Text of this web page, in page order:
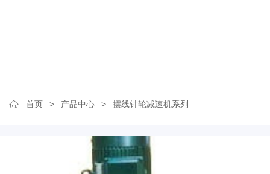
首页 > 产品中心 > 摆线针轮减速机系列